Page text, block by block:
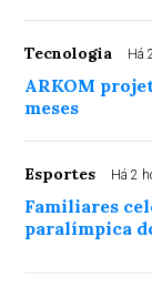
Tecnologia Há
ARKOM
meses
Esportes Há 2
Familiares
paralímpica